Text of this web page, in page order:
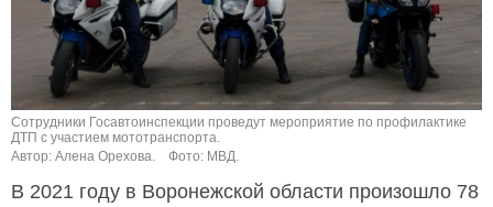
Сотрудники Госавтоинспекции проведут мероприятие по профилактике
ДТП с участием мототранспорта.
Автор: Алена Орехова.
Фото: МВД.
В 2021 году в Воронежской области произошло 78